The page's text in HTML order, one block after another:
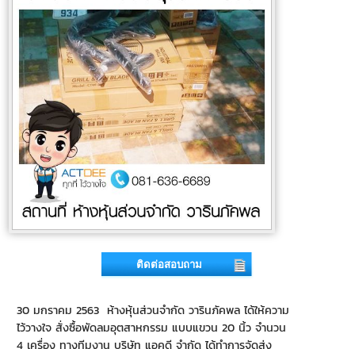
30 มกราคม 2563 ห้างหุ้นส่วนจำกัด วารินภัคพล ได้ให้ความ
ไว้วางใจ สั่งซื้อพัดลมอุตสาหกรรม แบบแขวน 20 นิ้ว จำนวน
4 เครื่อง ทางทีมงาน บริษัท แอคดี จำกัด ได้ทำการจัดส่ง